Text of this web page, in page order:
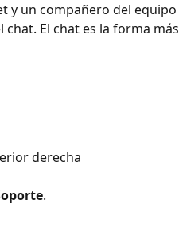
y un compañero del equipo
El chat es la forma más
derecha
.